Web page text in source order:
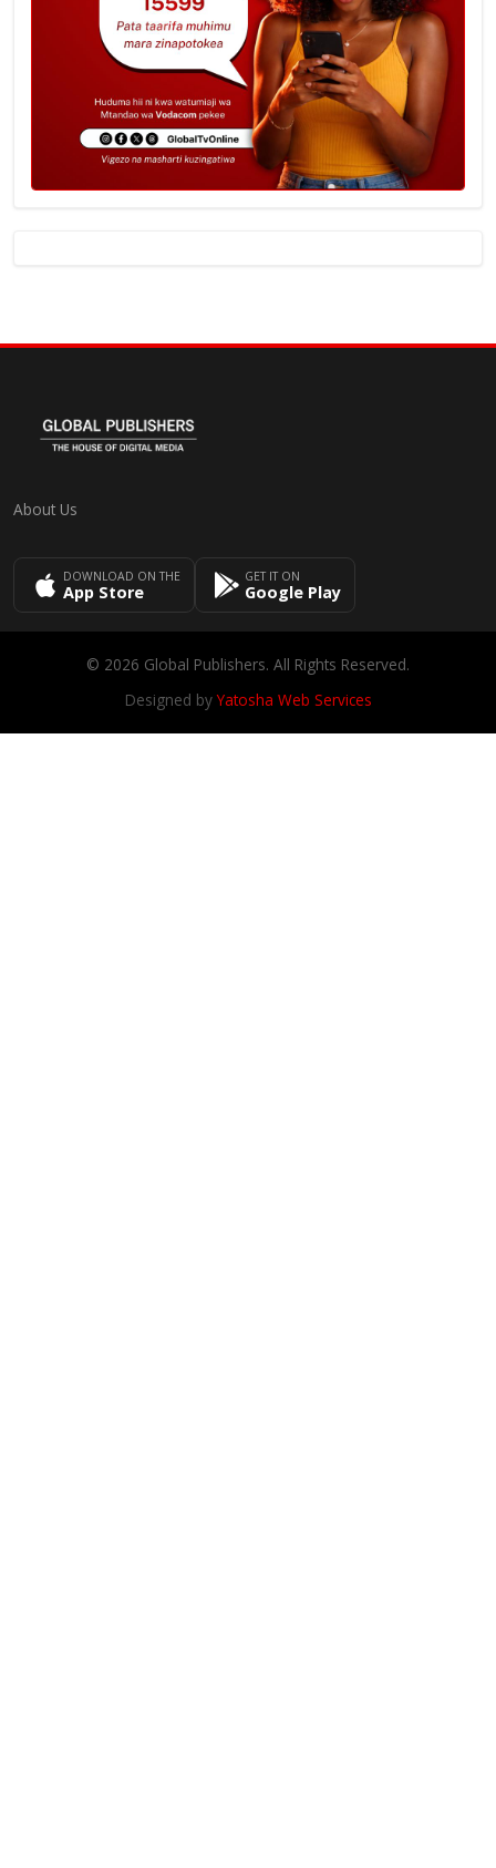
About Us
DOWNLOAD ON THE
App Store
GET IT ON
Google Play
© 2026 Global Publishers. All Rights Reserved.
Designed byYatosha Web Services